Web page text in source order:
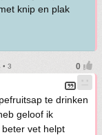
knip en plak
• 3
te drinken
geloof ik
vet helpt